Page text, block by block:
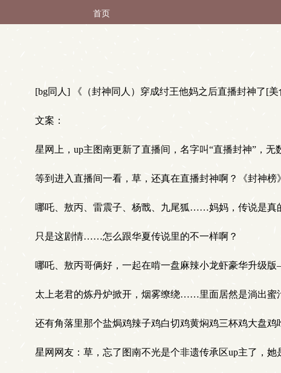
首页
[bg同人] 《（封神同人）穿成纣王他妈之后直播封神了[美
文案：
星网上，up主图南更新了直播间，名字叫“直播封神”，无
等到进入直播间一看，草，还真在直播封神啊？《封神榜
哪吒、敖丙、雷震子、杨戬、九尾狐……妈妈，传说是真
只是这剧情……怎么跟华夏传说里的不一样啊？
哪吒、敖丙哥俩好，一起在啃一盘麻辣小龙虾豪华升级
太上老君的炼丹炉掀开，烟雾缭绕……里面居然是淌出蜜
还有角落里那个盐焗鸡辣子鸡白切鸡黄焖鸡三杯鸡大盘鸡
星网网友：草，忘了图南不光是个非遗传承区up主了，她